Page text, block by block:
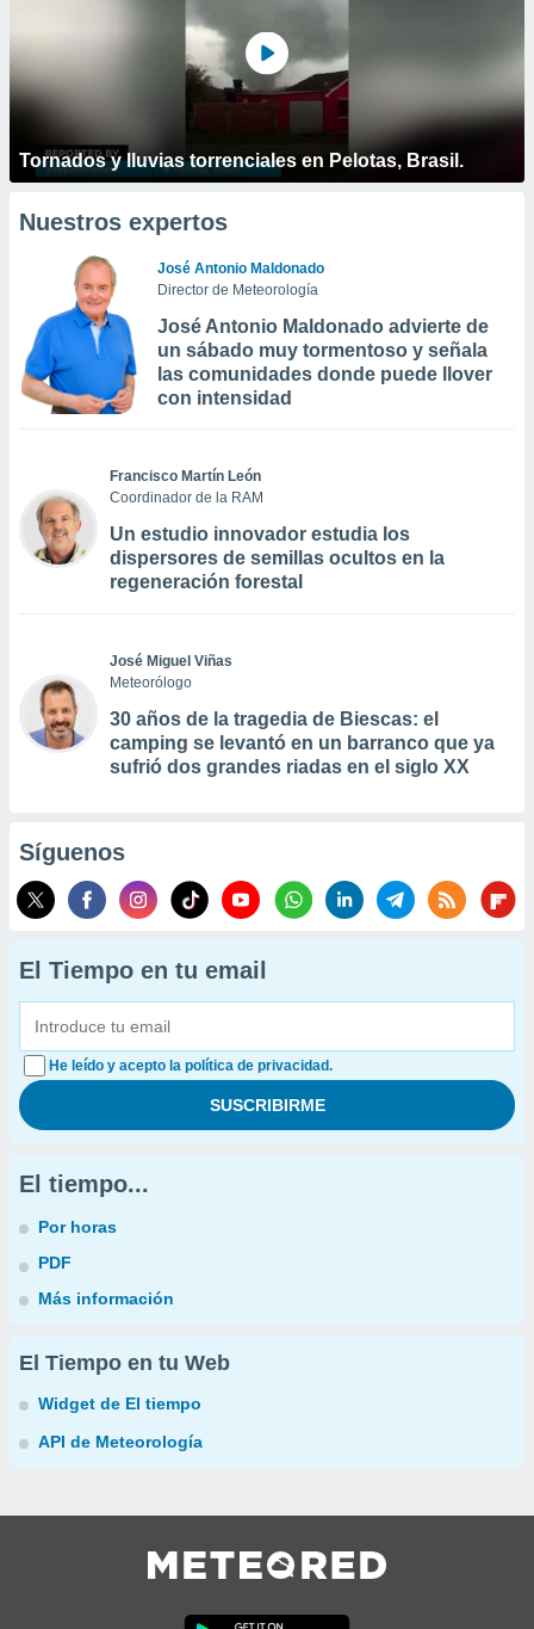
Tornados y lluvias torrenciales en Pelotas, Brasil.
Nuestros expertos
José Antonio Maldonado
Director de Meteorología
José Antonio Maldonado advierte de
un sábado muy tormentoso y señala
las comunidades donde puede llover
con intensidad
Francisco Martín León
Coordinador de la RAM
Un estudio innovador estudia los
dispersores de semillas ocultos en la
regeneración forestal
José Miguel Viñas
Meteorólogo
30 años de la tragedia de Biescas: el
camping se levantó en un barranco que ya
sufrió dos grandes riadas en el siglo XX
Síguenos
El Tiempo en tu email
He leído y acepto la política de privacidad.
El tiempo...
Por horas
PDF
Más información
El Tiempo en tu Web
Widget de El tiempo
API de Meteorología